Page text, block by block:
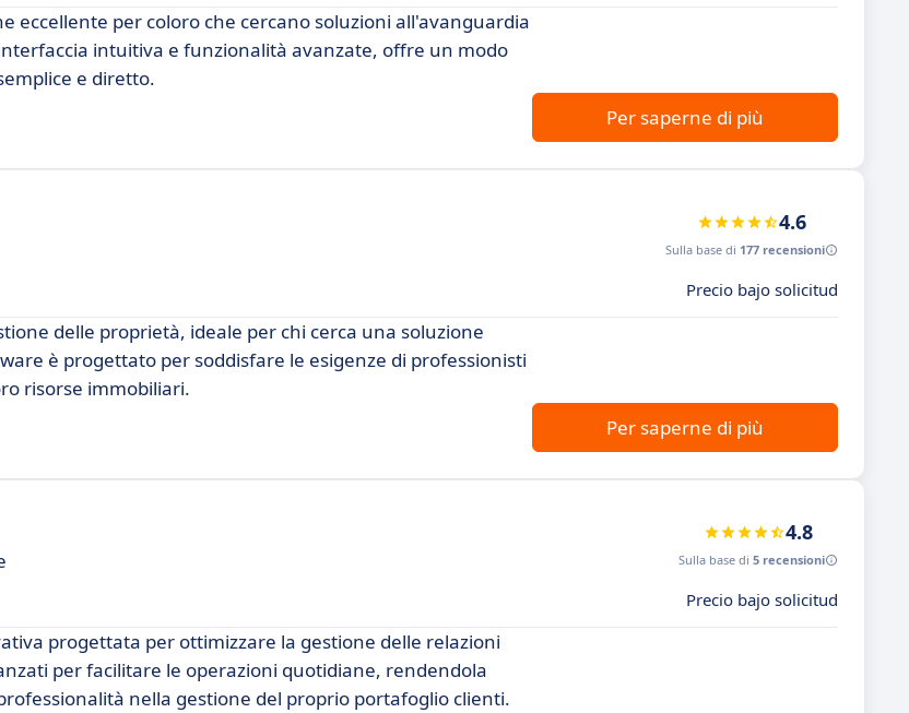
per coloro che cercano soluzioni all'avanguardia
intuitiva e funzionalità avanzate, offre un modo
e diretto.
Per saperne di più
4.6
Sulla base di 177 recensioni
Precio bajo solicitud
delle proprietà, ideale per chi cerca una soluzione
è progettato per soddisfare le esigenze di professionisti
risorse immobiliari.
Per saperne di più
4.8
Sulla base di 5 recensioni
Precio bajo solicitud
progettata per ottimizzare la gestione delle relazioni
per facilitare le operazioni quotidiane, rendendola
nella gestione del proprio portafoglio clienti.